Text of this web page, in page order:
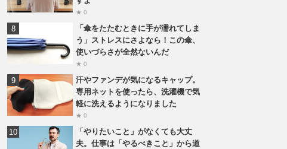
★ 0
「傘をたたむときに手が濡れてしま
う」ストレスにさよなら！この傘、
使いづらさが全然ないんだ
★ 0
汗やファンデが気になるキャップ。
専用ネットを使ったら、洗濯機で気
軽に洗えるようになりました
★ 0
「やりたいこと」がなくても大丈
夫。仕事は「やるべきこと」から道